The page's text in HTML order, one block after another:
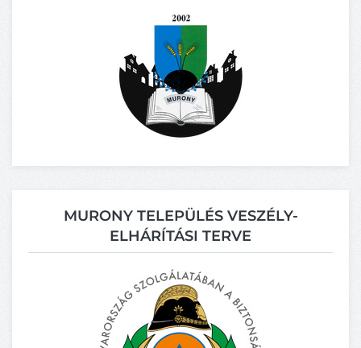
MURONY TELEPÜLÉS VESZÉLY-
ELHÁRÍTÁSI TERVE